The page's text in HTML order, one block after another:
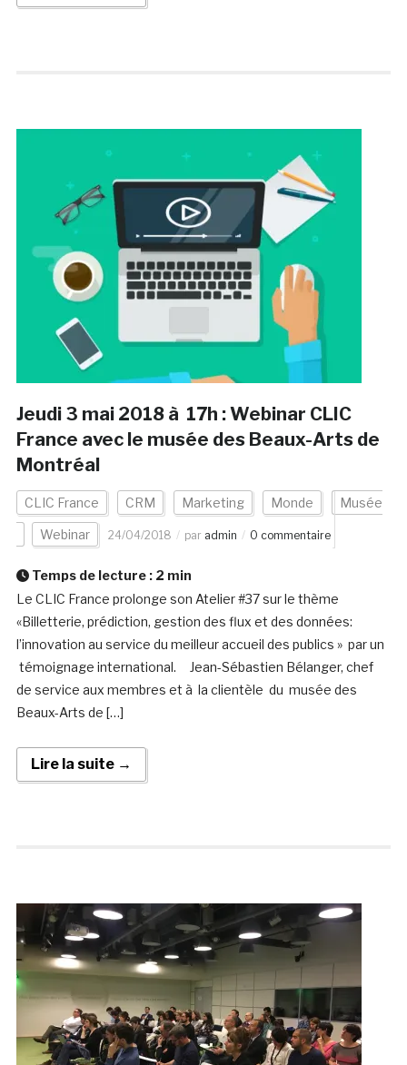
Jeudi 3 mai 2018 à 17h : Webinar CLIC
France avec le musée des Beaux-Arts de
Montréal
CLIC France CRM Marketing Monde Musée
Webinar 24/04/2018 par admin 0 commentaire
Temps de lecture : 2 min
Le CLIC France prolonge son Atelier #37 sur le thème
«Billetterie, prédiction, gestion des flux et des données:
l’innovation au service du meilleur accueil des publics » par un
témoignage international. Jean-Sébastien Bélanger, chef
de service aux membres et à la clientèle du musée des
Beaux-Arts de […]
Lire la suite →